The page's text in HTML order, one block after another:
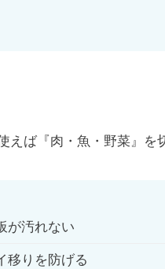
えば『肉・魚・野菜』を
が汚れない
移りを防げる